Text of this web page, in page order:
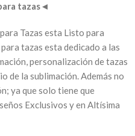
tazas◄
Tazas esta Listo para
tazas esta dedicado a las
personalización de tazas
de la sublimación. Además no
ya que solo tiene que
Exclusivos y en Altísima